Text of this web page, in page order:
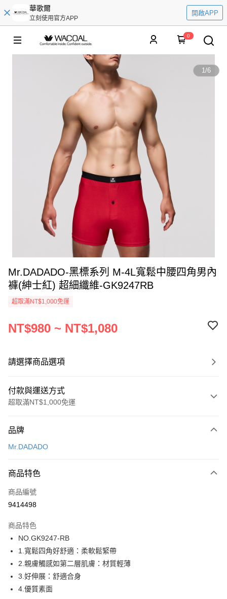
華歌爾
立刻使用官方APP
開啟APP
0
1/6
Mr.DADADO-黑標系列 M-4L寬鬆中腰四角男內
褲(紳士紅) 超細纖維-GK9247RB
超取滿NT$1,000免運
NT$980 ~ NT$1,080
請選擇商品選項
付款與運送方式
超取滿NT$1,000免運
信用卡一次付款
LINE Pay
街口支付
運送方式
全家取貨付款
每筆NT$80，滿NT$1,000(含以上)免運費
付款後全家取貨
品牌
Mr.DADADO
商品特色
商品編號
9414498
商品特色
NO.GK9247-RB
1.寬鬆四角好舒適：柔軟鬆緊帶
2.親膚觸感如第二層肌膚：材質輕薄
3.好伸展：舒適合身
4.優質素面